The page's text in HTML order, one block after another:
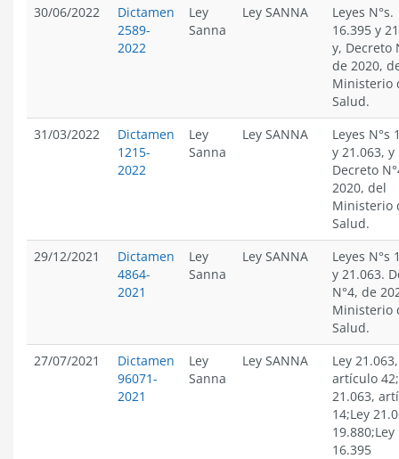
30/06/2022
Dictamen
2589-
2022
Ley
Sanna
Ley SANNA
Leyes N°s.
16.395 y
y, Decreto
de 2020,
Ministerio
Salud.
31/03/2022
Dictamen
1215-
2022
Ley
Sanna
Ley SANNA
Leyes N°s
y 21.063, y
Decreto
2020, del
Ministerio
Salud.
29/12/2021
Dictamen
4864-
2021
Ley
Sanna
Ley SANNA
Leyes N°s
y 21.063.
N°4, de
Ministerio
Salud.
27/07/2021
Dictamen
96071-
2021
Ley
Sanna
Ley SANNA
Ley 21.063,
artículo
21.063,
14;Ley
19.880;Ley
16.395